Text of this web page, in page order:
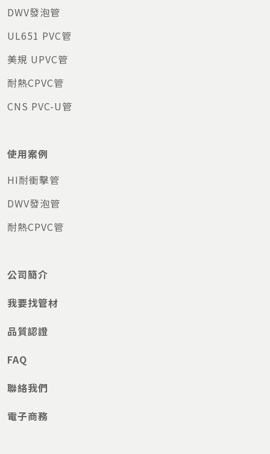
DWV發泡管
UL651 PVC管
美規 UPVC管
耐熱CPVC管
CNS PVC-U管
使用案例
HI耐衝擊管
DWV發泡管
耐熱CPVC管
公司簡介
我要找管材
品質認證
FAQ
聯絡我們
電子商務